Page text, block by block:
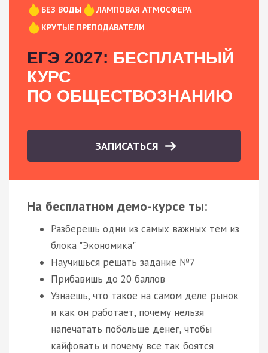
БЕЗ ВОДЫ
ЛАМПОВАЯ АТМОСФЕРА
КРУТЫЕ ПРЕПОДАВАТЕЛИ
ЕГЭ 2027: БЕСПЛАТНЫЙ
КУРС
ПО ОБЩЕСТВОЗНАНИЮ
ЗАПИСАТЬСЯ
На бесплатном демо-курсе ты:
Разберешь одни из самых важных тем из
блока "Экономика"
Научишься решать задание №7
Прибавишь до 20 баллов
Узнаешь, что такое на самом деле рынок
и как он работает, почему нельзя
напечатать побольше денег, чтобы
кайфовать и почему все так боятся